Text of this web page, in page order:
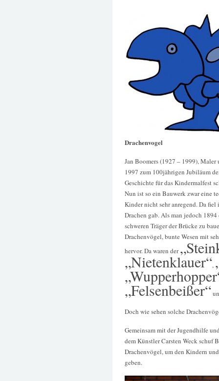
Drachenvogel
Jan Boomers (1927 – 1999),
1997 zum 100jährigen Jubiläum
Geschichte für das Kindermalfest
Nun ist so ein Bauwerk zwar eine
Kinder nicht sehr anregend. Da fiel
Drachen gab. Als man jedoch
schweren Träger der Brücke zu
Drachenvögel, bunte Wesen mit
hervor. Da waren der
„Nietenklauer“,
„Felsenbeißer“
Doch wie sehen solche
Gemeinsam mit der Jugendhilfe
dem Künstler Carsten Weck schuf
Drachenvögel, um den Kindern
geben.